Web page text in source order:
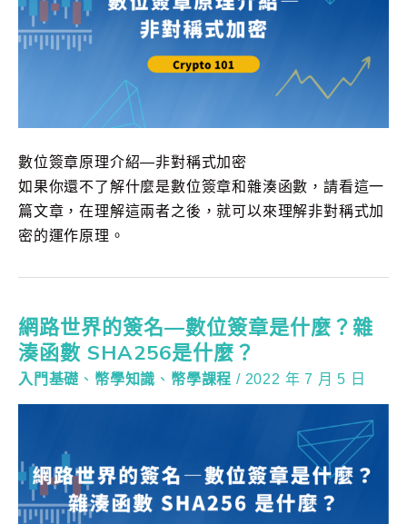
數位簽章原理介紹—非對稱式加密
如果你還不了解什麼是數位簽章和雜湊函數，請看這一
篇文章，在理解這兩者之後，就可以來理解非對稱式加
密的運作原理。
網路世界的簽名—數位簽章是什麼？雜
湊函數 SHA256是什麼？
入門基礎 、 幣學知識 、 幣學課程 / 2022 年 7 月 5 日